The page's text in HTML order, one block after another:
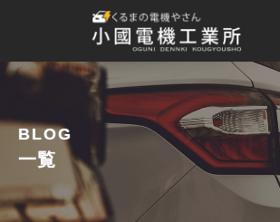
BLOG
一覧